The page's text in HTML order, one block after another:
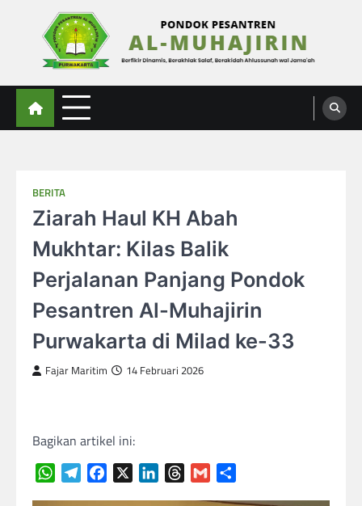
Al-Muhajirin
Berpikir Dinamis – Berakhlak Salaf – Berakidah Ahlussunah wal Jamaah
BERITA
Ziarah Haul KH Abah
Mukhtar: Kilas Balik
Perjalanan Panjang Pondok
Pesantren Al-Muhajirin
Purwakarta di Milad ke-33
Fajar Maritim 14 Februari 2026
Bagikan artikel ini:
WhatsAppTelegramFacebook LinkedInThreads
Gmail